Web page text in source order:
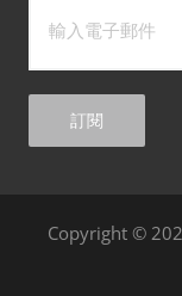
訂閱
Copyright ©